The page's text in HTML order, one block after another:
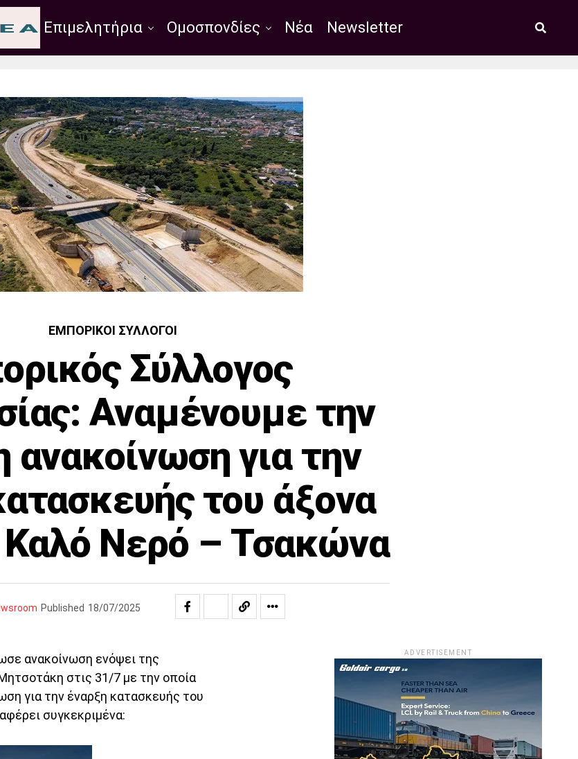
Επιμελητήρια Ομοσπονδίες Νέα Newsletter
ΕΜΠΟΡΙΚΟΊ ΣΎΛΛΟΓΟΙ
Σύλλογος
Αναμένουμε την
ανακοίνωση για την
του άξονα
Νερό – Τσακώνα
Published 18/07/2025
ανακοίνωση ενόψει της
στις 31/7 με την οποία
για την έναρξη κατασκευής του
συγκεκριμένα:
ADVERTISEMENT